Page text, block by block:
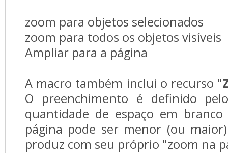
zoom para objetos selecionados
zoom para todos os objetos visíveis
Ampliar para a página
A macro também inclui o recurso "
O preenchimento é definido
quantidade de espaço em
página pode ser menor (ou
produz com seu próprio "zoom na